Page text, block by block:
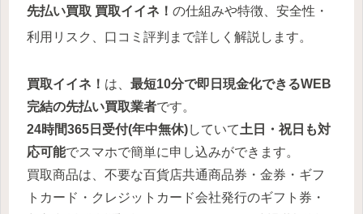
先払い買取 買取イイネ！ の仕組みや特徴、安全性・
利用リスク、口コミ評判まで詳しく解説します。
買取イイネ！ は、 最短10分で即日現金化できるWEB
完結の先払い買取業者です。
24時間365日受付(年中無休)していて土日・祝日も対
応可能でスマホで簡単に申し込みができます。
買取商品は、不要な百貨店共通商品券・金券・ギフ
トカード・クレジットカード会社発行のギフト券・